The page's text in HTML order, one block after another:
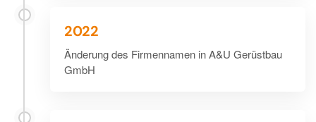
2022
Änderung des Firmennamen in A&U Gerüstbau
GmbH